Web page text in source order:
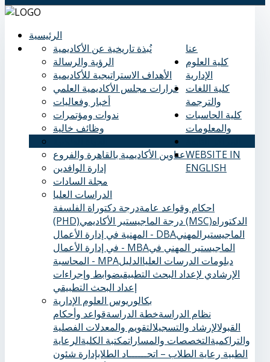
الرئيسية
عنا
نُبذة تاريخية عن الأكاديمية
الرؤية والرسالة
الأهداف الاستراتيجية للأكاديمية
قرارات مجلس الأكاديمية العلمي
أخبار وفعاليات
ندوات ومؤتمرات
وظائف خالية
عناوين الأكاديمية بالقاهرة والفروع
إدارة الوافدين
كلية العلوم
الإدارية
مجلة السادات
الدراسات العليا
احكام وقواعد عامةدرجة دكتوراة الفلسفة
(PHD)
درجة الماجيستير الأكاديمي (MSC)الدكتوراه
المهنية في إدارة الأعمال - DBAالماجيستيرالمهني
في إدارة الأعمال - MBAالماجيستير المهني في
المحاسبة - MPA
دبلومات الدرسات العلياالدليل
الإرشادي لإعداد البحث التطبيقيضوابط وإجراءات
إعداد البحث التطبيقي
بكالوريوس العلوم الإدارية
نظام الدراسةخطة الدراسةقواعد وأحكام
القبولالإرشاد والتسجيلالتقويم والمعدلات الفصلية
والتراكميةالتخصصات والمساراتمكتبة الكليةالرعاية
الطبية ‏ رعاية الطلاب – اتحــــــاد الطلابإدارة شئون
كلية اللغات
والترجمة
كلية الحاسبات
والمعلومات
WEBSITE IN
ENGLISH